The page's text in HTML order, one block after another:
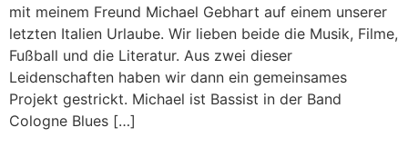
mit meinem Freund Michael Gebhart auf einem unserer
letzten Italien Urlaube. Wir lieben beide die Musik, Filme,
Fußball und die Literatur. Aus zwei dieser
Leidenschaften haben wir dann ein gemeinsames
Projekt gestrickt. Michael ist Bassist in der Band
Cologne Blues […]